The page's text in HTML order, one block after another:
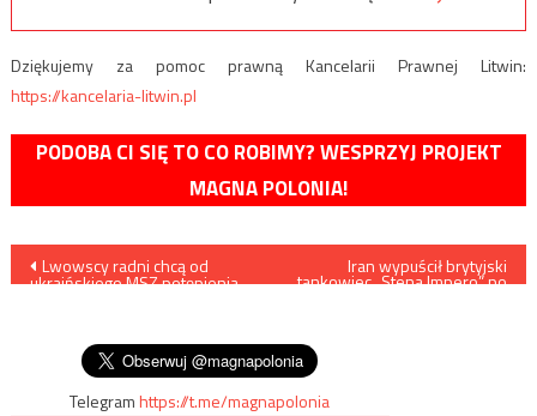
Dziękujemy za pomoc prawną Kancelarii Prawnej Litwin:
https://kancelaria-litwin.pl
PODOBA CI SIĘ TO CO ROBIMY? WESPRZYJ PROJEKT
MAGNA POLONIA!
Nawigacja
Lwowscy radni chcą od
ukraińskiego MSZ potępienia
Iran wypuścił brytyjski
tankowiec „Stena Impero” po
Telegramhttps://t.me/magnapolonia